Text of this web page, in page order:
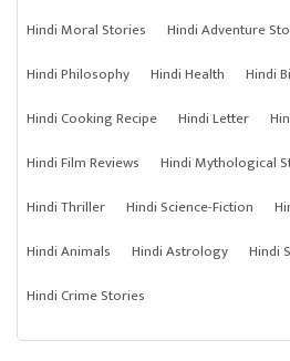
Hindi Moral Stories
Hindi Adventure
Hindi Philosophy
Hindi Health
Hindi
Hindi Cooking Recipe
Hindi Letter
Hindi Film Reviews
Hindi Mythological
Hindi Thriller
Hindi Science-Fiction
Hindi Animals
Hindi Astrology Hindi
Hindi Crime Stories